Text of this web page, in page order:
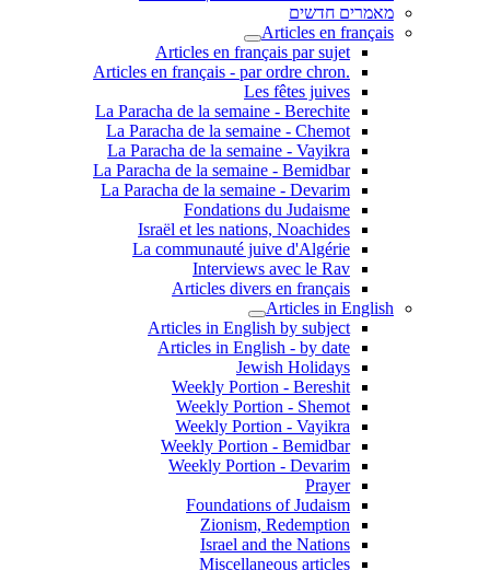
מאמרים חדשים
Articles en français
Articles en français par sujet
.Articles en français - par ordre chron
Les fêtes juives
La Paracha de la semaine - Berechite
La Paracha de la semaine - Chemot
La Paracha de la semaine - Vayikra
La Paracha de la semaine - Bemidbar
La Paracha de la semaine - Devarim
Fondations du Judaisme
Israël et les nations, Noachides
La communauté juive d'Algérie
Interviews avec le Rav
Articles divers en français
Articles in English
Articles in English by subject
Articles in English - by date
Jewish Holidays
Weekly Portion - Bereshit
Weekly Portion - Shemot
Weekly Portion - Vayikra
Weekly Portion - Bemidbar
Weekly Portion - Devarim
Prayer
Foundations of Judaism
Zionism, Redemption
Israel and the Nations
Miscellaneous articles